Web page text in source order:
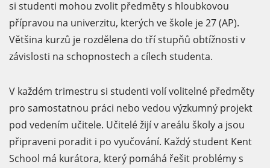
si studenti mohou zvolit předměty s hloubkovou
přípravou na univerzitu, kterých ve škole je 27 (AP).
Většina kurzů je rozdělena do tří stupňů obtížnosti v
závislosti na schopnostech a cílech studenta.
V každém trimestru si studenti volí volitelné předměty
pro samostatnou práci nebo vedou výzkumný projekt
pod vedením učitele. Učitelé žijí v areálu školy a jsou
připraveni poradit i po vyučování. Každý student Kent
School má kurátora, který pomáhá řešit problémy s